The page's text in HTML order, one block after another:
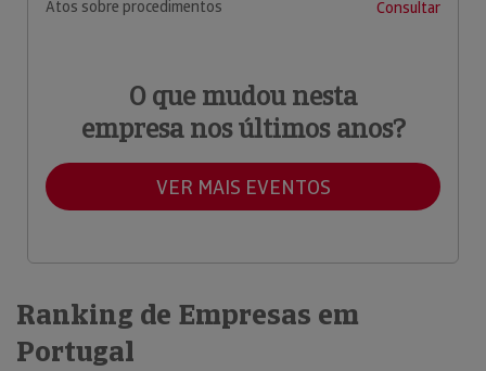
Atos sobre procedimentos
Consultar
O que mudou nesta
empresa nos últimos anos?
VER MAIS EVENTOS
Ranking de Empresas em
Portugal